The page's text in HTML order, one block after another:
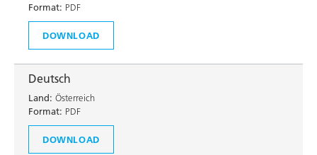
Format: PDF
DOWNLOAD
Deutsch
Land: Österreich
Format: PDF
DOWNLOAD